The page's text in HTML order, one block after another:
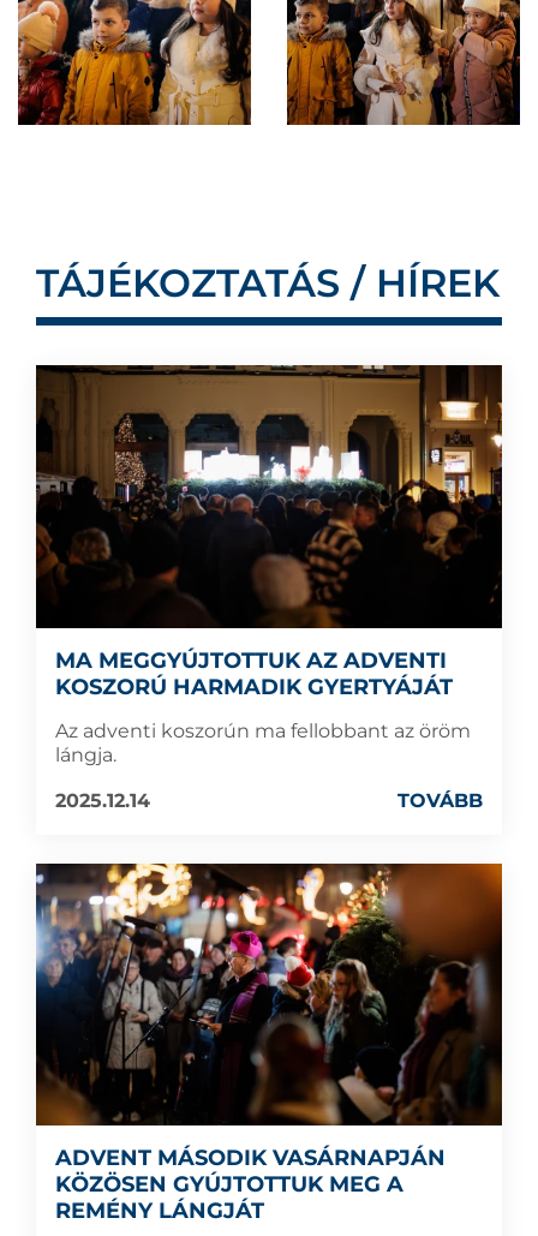
TÁJÉKOZTATÁS / HÍREK
MA MEGGYÚJTOTTUK AZ ADVENTI
KOSZORÚ HARMADIK GYERTYÁJÁT
Az adventi koszorún ma fellobbant az öröm
lángja.
2025.12.14
TOVÁBB
ADVENT MÁSODIK VASÁRNAPJÁN
KÖZÖSEN GYÚJTOTTUK MEG A
REMÉNY LÁNGJÁT